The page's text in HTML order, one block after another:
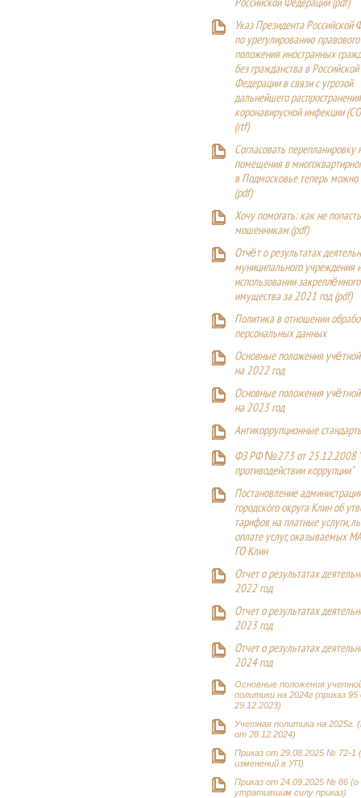
Российской Федерации (pdf)
Указ Президента Российской
по урегулированию правового
положения иностранных
без гражданства в Российской
Федерации в связи с угрозой
дальнейшего
коронавирусной инфекции
(rtf)
Согласовать перепланировку
помещения в
в Подмосковье теперь можно
(pdf)
Хочу помогать: как не
мошенникам (pdf)
Отчёт о результатах
муниципального учреждения
использовании
имущества за 2021 год (pdf)
Политика в отношении
персональных данных
Основные положения
на 2022 год
Основные положения
на 2023 год
Антикоррупционные
ФЗ РФ №273 от 25.12.2008
противодействии коррупции"
Постановление
городского округа Клин об
тарифов на платные услуги,
оплате услуг, оказываемых
ГО Клин
Отчет о результатах
2022 год
Отчет о результатах
2023 год
Отчет о результатах
2024 год
Основные положения
политики на 2024г (приказ
29.12.2023)
Учетная политика на 2025г.
от 28.12.2024)
Приказ от 29.08.2025 № 72-1
изменений в УП)
Приказ от 24.09.2025 № 86 (о
утратившим силу приказ)